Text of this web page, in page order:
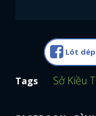
Lót
Tags Sở Kiều